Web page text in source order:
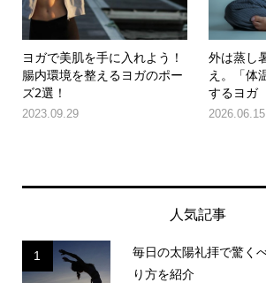
ヨガで美肌を手に入れよう！
腸内環境を整えるヨガのポー
ズ2選！
2023.09.29
外は蒸し
え。「体
するヨガ
2026.06.15
人気記事
1
毎日の太陽礼拝で驚く
り方を紹介